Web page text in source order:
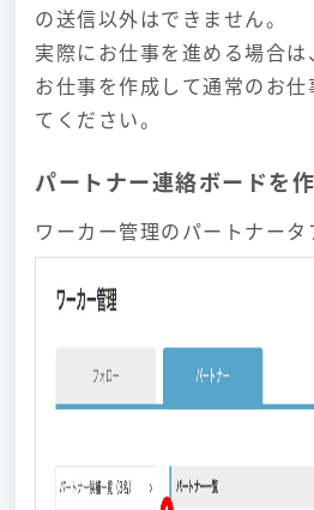
の送信以外はできません。
実際にお仕事を進める場合
お仕事を作成して通常のお
てください。
パートナー連絡ボードを
ワーカー管理のパートナータ